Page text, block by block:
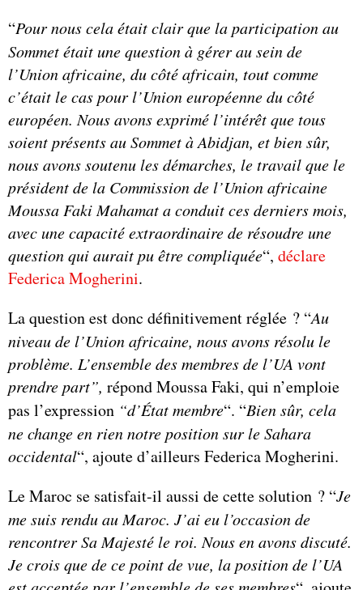
“Pour nous cela était clair que la participation au
Sommet était une question à gérer au sein de
l’Union africaine, du côté africain, tout comme
c’était le cas pour l’Union européenne du côté
européen. Nous avons exprimé l’intérêt que tous
soient présents au Sommet à Abidjan, et bien sûr,
nous avons soutenu les démarches, le travail que le
président de la Commission de l’Union africaine
Moussa Faki Mahamat a conduit ces derniers mois,
avec une capacité extraordinaire de résoudre une
question qui aurait pu être compliquée“, déclare
Federica Mogherini.
La question est donc définitivement réglée ? “Au
niveau de l’Union africaine, nous avons résolu le
problème. L’ensemble des membres de l’UA vont
prendre part”, répond Moussa Faki, qui n’emploie
pas l’expression “d’État membre“. “Bien sûr, cela
ne change en rien notre position sur le Sahara
occidental“, ajoute d’ailleurs Federica Mogherini.
Le Maroc se satisfait-il aussi de cette solution ? “Je
me suis rendu au Maroc. J’ai eu l’occasion de
rencontrer Sa Majesté le roi. Nous en avons discuté.
Je crois que de ce point de vue, la position de l’UA